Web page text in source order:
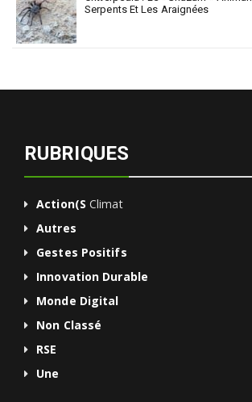
Serpents Et Les Araignées
RUBRIQUES
Action(s Climat
Autres
Gestes Positifs
Innovation Durable
Monde Digital
Non Classé
RSE
Une